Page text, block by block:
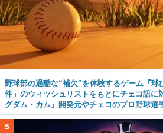
野球部の過酷な“補欠”を体験するゲーム『
件」のウィッシュリストをもとにチェコ語に
グダム・カム』開発元やチェコのプロ野球選
5